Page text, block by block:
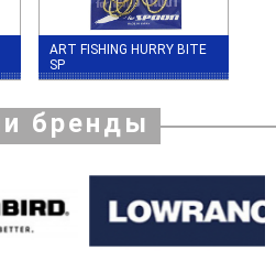
ART FISHING HURRY BITE
SP
бренды